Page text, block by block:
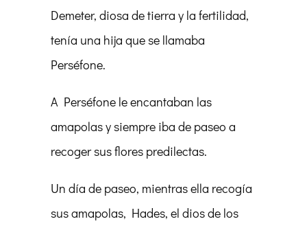
Demeter, diosa de tierra y la fertilidad,
tenía una hija que se llamaba
Perséfone.
A Perséfone le encantaban las
amapolas y siempre iba de paseo a
recoger sus flores predilectas.
Un día de paseo, mientras ella recogía
sus amapolas, Hades, el dios de los